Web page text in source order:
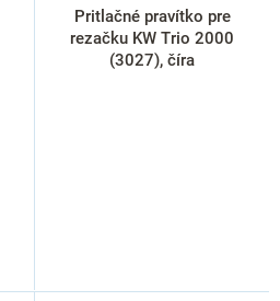
Pritlačné pravítko pre
rezačku KW Trio 2000
(3027), číra